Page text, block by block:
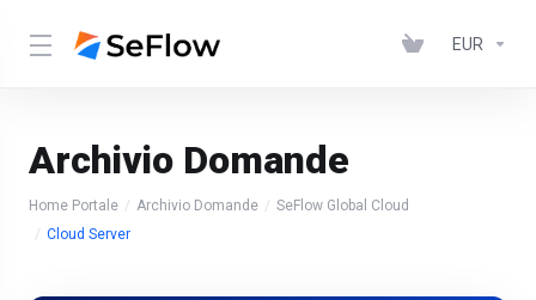
EUR
Archivio Domande
Home Portale Archivio Domande
SeFlow Global Cloud
Cloud Server